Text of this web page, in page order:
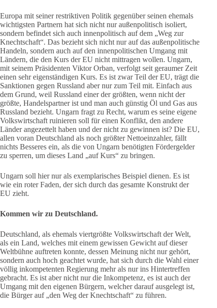
Europa mit seiner restriktiven Politik gegenüber seinen ehemals
wichtigsten Partnern hat sich nicht nur außenpolitisch isoliert,
sondern befindet sich auch innenpolitisch auf dem „Weg zur
Knechtschaft“. Das bezieht sich nicht nur auf das außenpolitische
Handeln, sondern auch auf den innenpolitischen Umgang mit
Ländern, die den Kurs der EU nicht mittragen wollen. Ungarn,
mit seinem Präsidenten Viktor Orban, verfolgt seit geraumer Zeit
einen sehr eigenständigen Kurs. Es ist zwar Teil der EU, trägt die
Sanktionen gegen Russland aber nur zum Teil mit. Einfach aus
dem Grund, weil Russland einer der größten, wenn nicht der
größte, Handelspartner ist und man auch günstig Öl und Gas aus
Russland bezieht. Ungarn fragt zu Recht, warum es seine eigene
Volkswirtschaft ruinieren soll für einen Konflikt, den andere
Länder angezettelt haben und der nicht zu gewinnen ist? Die EU,
allen voran Deutschland als noch größter Nettoeinzahler, fällt
nichts Besseres ein, als die von Ungarn benötigten Fördergelder
zu sperren, um dieses Land „auf Kurs“ zu bringen.
Ungarn soll hier nur als exemplarisches Beispiel dienen. Es ist
wie ein roter Faden, der sich durch das gesamte Konstrukt der
EU zieht.
Kommen wir zu Deutschland.
Deutschland, als ehemals viertgrößte Volkswirtschaft der Welt,
als ein Land, welches mit einem gewissen Gewicht auf dieser
Weltbühne auftreten konnte, dessen Meinung nicht nur gehört,
sondern auch hoch geachtet wurde, hat sich durch die Wahl einer
völlig inkompetenten Regierung mehr als nur ins Hintertreffen
gebracht. Es ist aber nicht nur die Inkompetenz, es ist auch der
Umgang mit den eigenen Bürgern, welcher darauf ausgelegt ist,
die Bürger auf „den Weg der Knechtschaft“ zu führen.